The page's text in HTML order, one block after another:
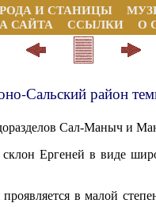
И СТАНИЦЫ
САЙТА
ССЫЛКИ О
Сальский район
Сал-Маныч и
склон Ергеней в виде
проявляется в малой